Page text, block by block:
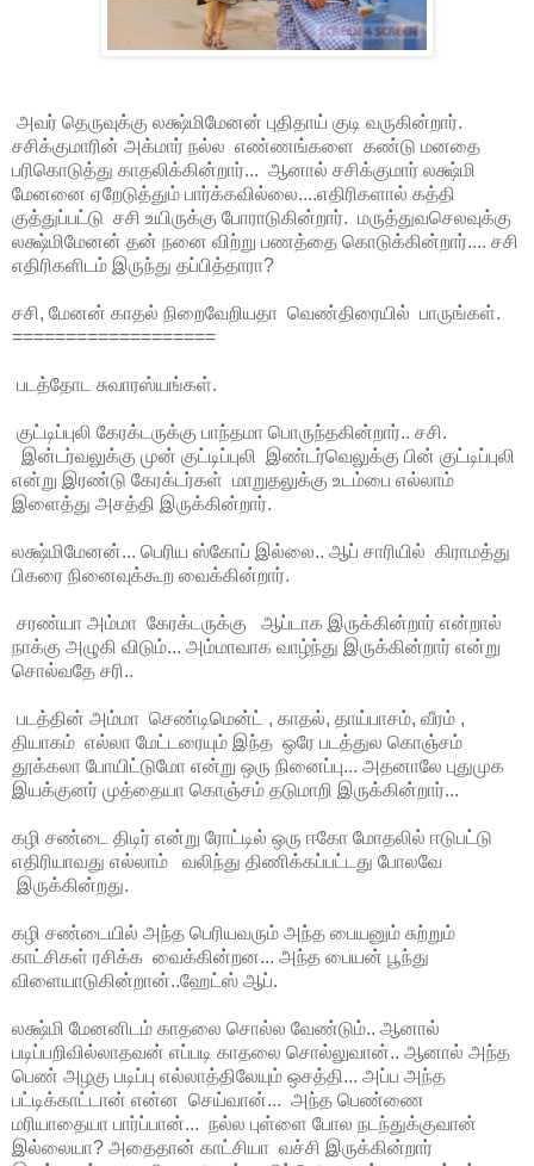
அவர் தெருவுக்கு லக்ஷ்மிமேனன் புதிதாய் குடி வருகின்றார்.
சசிக்குமாரின் அக்மார் நல்ல எண்ணங்களை கண்டு மனதை
பரிகொடுத்து காதலிக்கின்றார்... ஆனால் சசிக்குமார் லக்ஷ்மி
மேனனை ஏறேடுத்தும் பார்க்கவில்லை....எதிரிகளால் கத்தி
குத்துப்பட்டு சசி உயிருக்கு போராடுகின்றார். மருத்துவசெலவுக்கு
லக்ஷ்மிமேனன் தன் நனை விற்று பணத்தை கொடுக்கின்றார்.... சசி
எதிரிகளிடம் இருந்து தப்பித்தாரா?
சசி, மேனன் காதல் நிறைவேறியதா வெண்திரையில் பாருங்கள்.
===================
படத்தோட சுவாரஸ்யங்கள்.
குட்டிப்புலி கேரக்டருக்கு பாந்தமா பொருந்தகின்றார்.. சசி.
இன்டர்வலுக்கு முன் குட்டிப்புலி இண்டர்வெலுக்கு பின் குட்டிப்புலி
என்று இரண்டு கேரக்டர்கள் மாறுதலுக்கு உடம்பை எல்லாம்
இளைத்து அசத்தி இருக்கின்றார்.
லக்ஷ்மிமேனன்... பெரிய ஸ்கோப் இல்லை.. ஆப் சாரியில் கிராமத்து
பிகரை நினைவுக்கூற வைக்கின்றார்.
சரண்யா அம்மா கேரக்டருக்கு ஆப்டாக இருக்கின்றார் என்றால்
நாக்கு அழுகி விடும்... அம்மாவாக வாழ்ந்து இருக்கின்றார் என்று
சொல்வதே சரி..
படத்தின் அம்மா செண்டிமென்ட் , காதல், தாய்பாசம், வீரம் ,
தியாகம் எல்லா மேட்டரையும் இந்த ஒரே படத்துல கொஞ்சம்
தூக்கலா போயிட்டுமோ என்று ஒரு நினைப்பு... அதனாலே புதுமுக
இயக்குனர் முத்தையா கொஞ்சம் தடுமாறி இருக்கின்றார்...
கழி சண்டை திடிர் என்று ரோட்டில் ஒரு ஈகோ மோதலில் ஈடுபட்டு
எதிரியாவது எல்லாம் வலிந்து திணிக்கப்பட்டது போலவே
இருக்கின்றது.
கழி சண்டையில் அந்த பெரியவரும் அந்த பையனும் சுற்றும்
காட்சிகள் ரசிக்க வைக்கின்றன... அந்த பையன் பூந்து
விளையாடுகின்றான்..ஹேட்ஸ் ஆப்.
லக்ஷ்மி மேனனிடம் காதலை சொல்ல வேண்டும்.. ஆனால்
படிப்பறிவில்லாதவன் எப்படி காதலை சொல்லுவான்.. ஆனால் அந்த
பெண் அழகு படிப்பு எல்லாத்திலேயும் ஒசத்தி... அப்ப அந்த
பட்டிக்காட்டான் என்ன செய்வான்... அந்த பெண்ணை
மரியாதையா பார்ப்பான்... நல்ல புள்ளை போல நடந்துக்குவான்
இல்லையா? அதைதான் காட்சியா வச்சி இருக்கின்றார்